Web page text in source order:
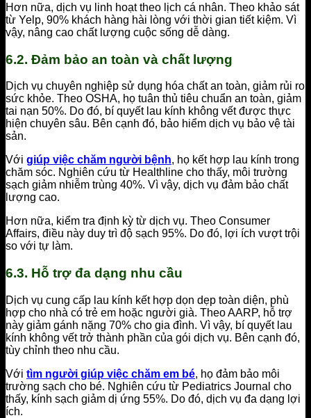
Hơn nữa, dịch vụ linh hoạt theo lịch cá nhân. Theo khảo sát
từ Yelp, 90% khách hàng hài lòng với thời gian tiết kiệm. Vì
vậy, nâng cao chất lượng cuộc sống dễ dàng.
6.2. Đảm bảo an toàn và chất lượng
Dịch vụ chuyên nghiệp sử dụng hóa chất an toàn, giảm rủi ro
sức khỏe. Theo OSHA, họ tuân thủ tiêu chuẩn an toàn, giảm
tai nạn 50%. Do đó, bí quyết lau kính không vết được thực
hiện chuyên sâu. Bên cạnh đó, bảo hiểm dịch vụ bảo vệ tài
sản.
Với giúp việc chăm người bệnh, họ kết hợp lau kính trong
chăm sóc. Nghiên cứu từ Healthline cho thấy, môi trường
sạch giảm nhiễm trùng 40%. Vì vậy, dịch vụ đảm bảo chất
lượng cao.
Hơn nữa, kiểm tra định kỳ từ dịch vụ. Theo Consumer
Affairs, điều này duy trì độ sạch 95%. Do đó, lợi ích vượt trội
so với tự làm.
6.3. Hỗ trợ đa dạng nhu cầu
Dịch vụ cung cấp lau kính kết hợp dọn dẹp toàn diện, phù
hợp cho nhà có trẻ em hoặc người già. Theo AARP, hỗ trợ
này giảm gánh nặng 70% cho gia đình. Vì vậy, bí quyết lau
kính không vết trở thành phần của gói dịch vụ. Bên cạnh đó,
tùy chỉnh theo nhu cầu.
Với tìm người giúp việc chăm em bé, họ đảm bảo môi
trường sạch cho bé. Nghiên cứu từ Pediatrics Journal cho
thấy, kính sạch giảm dị ứng 55%. Do đó, dịch vụ đa dạng lợi
ích.